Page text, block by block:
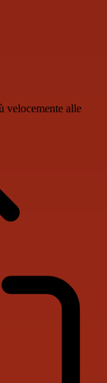
velocemente alle